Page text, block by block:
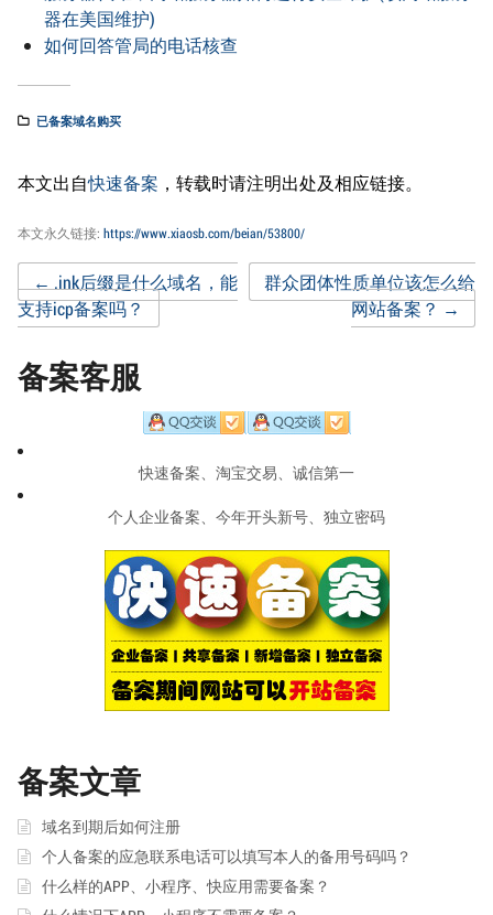
器在美国维护)
如何回答管局的电话核查
已备案域名购买
本文出自快速备案 ，转载时请注明出处及相应链接。
本文永久链接: https://www.xiaosb.com/beian/53800/
Post
navigation
← .ink后缀是什么域名，能
支持icp备案吗？
群众团体性质单位该怎么给
网站备案？→
备案客服
快速备案、淘宝交易、诚信第一
个人企业备案、今年开头新号、独立密码
备案文章
域名到期后如何注册
个人备案的应急联系电话可以填写本人的备用号码吗？
什么样的APP、小程序、快应用需要备案？